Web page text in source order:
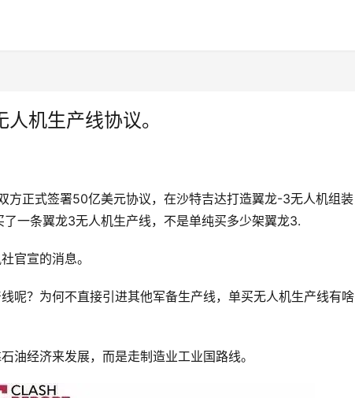
机生产线协议。
方正式签署50亿美元协议，在沙特吉达打造翼龙-3无人机组装
一条翼龙3无人机生产线，不是单纯买多少架翼龙3.
官宣的消息。
呢？为何不直接引进其他军备生产线，单买无人机生产线有啥
油经济来发展，而是走制造业工业国路线。